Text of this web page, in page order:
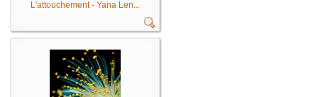
L'attouchement - Yana Len...